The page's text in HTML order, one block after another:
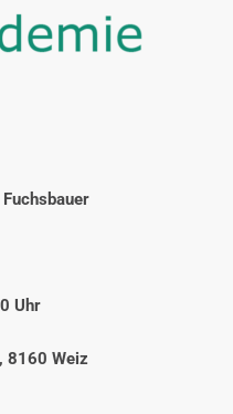
Uhr
8160 Weiz